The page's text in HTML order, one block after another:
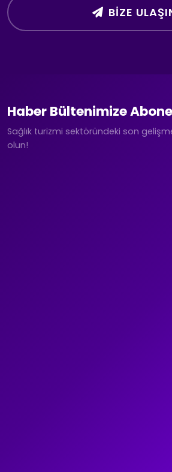
BIZE
Haber Bültenimize
Sağlık turizmi sektöründeki son
olun!